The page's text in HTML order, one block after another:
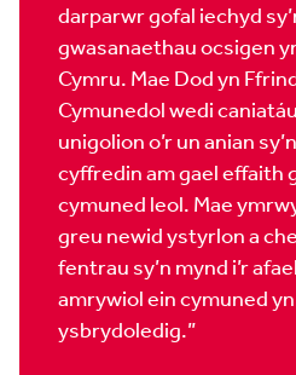
darparwr gofal iechyd
gwasanaethau ocsigen
Cymru. Mae Dod yn
Cymunedol wedi
unigolion o’r un anian
cyffredin am gael effaith
cymuned leol. Mae
greu newid ystyrlon a
fentrau sy’n mynd i’r
amrywiol ein cymuned
ysbrydoledig.”